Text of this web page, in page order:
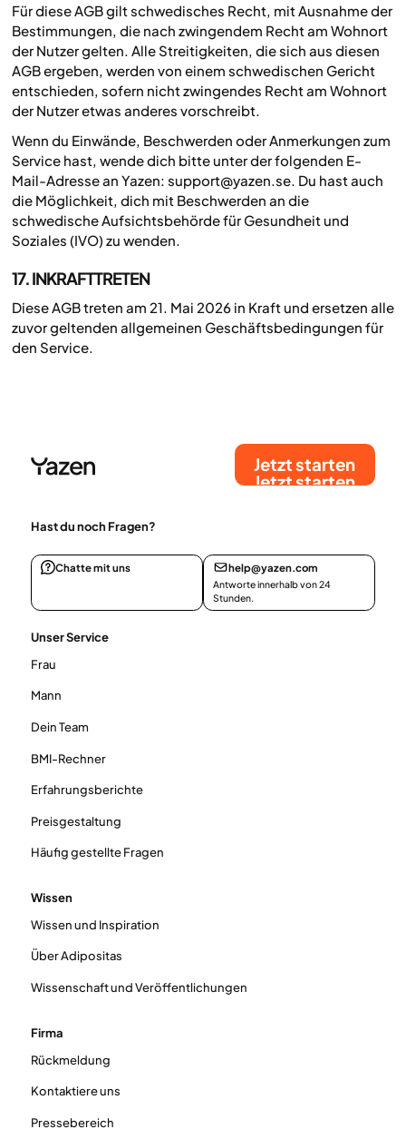
Für diese AGB gilt schwedisches Recht, mit Ausnahme der
Bestimmungen, die nach zwingendem Recht am Wohnort
der Nutzer gelten. Alle Streitigkeiten, die sich aus diesen
AGB ergeben, werden von einem schwedischen Gericht
entschieden, sofern nicht zwingendes Recht am Wohnort
der Nutzer etwas anderes vorschreibt.
Wenn du Einwände, Beschwerden oder Anmerkungen zum
Service hast, wende dich bitte unter der folgenden E-
Mail-Adresse an Yazen: support@yazen.se. Du hast auch
die Möglichkeit, dich mit Beschwerden an die
schwedische Aufsichtsbehörde für Gesundheit und
Soziales (IVO) zu wenden.
17. INKRAFTTRETEN
Diese AGB treten am 21. Mai 2026 in Kraft und ersetzen alle
zuvor geltenden allgemeinen Geschäftsbedingungen für
den Service.
Jetzt starten
Jetzt starten
Hast du noch Fragen?
Chatte mit uns help@yazen.com
Antworte innerhalb von 24
Stunden.
Unser Service
Frau
Mann
Dein Team
BMI-Rechner
Erfahrungsberichte
Preisgestaltung
Häufig gestellte Fragen
Wissen
Wissen und Inspiration
Über Adipositas
Wissenschaft und Veröffentlichungen
Firma
Rückmeldung
Kontaktiere uns
Pressebereich